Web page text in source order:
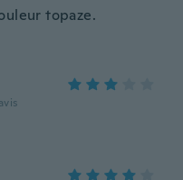
topaze.
avis